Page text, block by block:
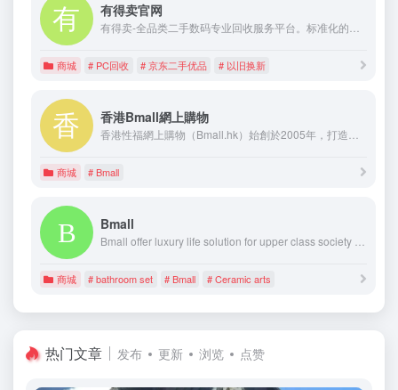
有得卖官网
有得卖-全品类二手数码专业回收服务平台。标准化的分类和专业评级，提供精准合理的报价；专业的质检技术，鉴定质量与效率齐行，为您推送专属质检报告；全程顺丰包邮，有得卖保障您的旧机快速、高价、安全变现！
商城 # PC回收 # 京东二手优品 # 以旧换新
香港Bmall網上購物
香港性福網上購物（Bmall.hk）始創於2005年，打造香港最大情趣用品網絡商城，保證所有產品百分百正品，讓全香港有需要的客戶享受性福生活。
商城 # Bmall
Bmall
Bmall offer luxury life solution for upper class society and rich people around the world, based on our luxury furniture and interior design services.
商城 # bathroom set # Bmall # Ceramic arts
热门文章 发布 更新 浏览 点赞